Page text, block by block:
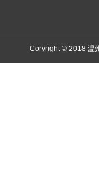
Coryright © 2018 温